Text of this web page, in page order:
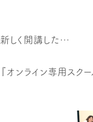
新しく開講した…
『オンライン専用スク